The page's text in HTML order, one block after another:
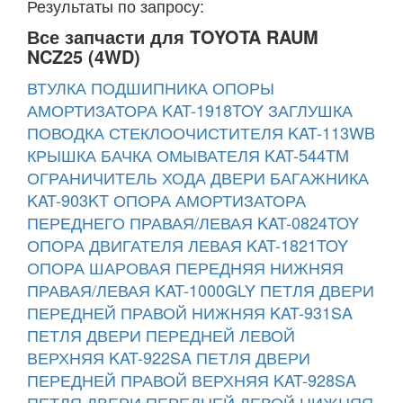
Результаты по запросу:
Все запчасти для TOYOTA RAUM
NCZ25 (4WD)
ВТУЛКА ПОДШИПНИКА ОПОРЫ
АМОРТИЗАТОРА KAT-1918TOYЗАГЛУШКА
ПОВОДКА СТЕКЛООЧИСТИТЕЛЯ KAT-113WB
КРЫШКА БАЧКА ОМЫВАТЕЛЯ KAT-544TM
ОГРАНИЧИТЕЛЬ ХОДА ДВЕРИ БАГАЖНИКА
KAT-903KT ОПОРА АМОРТИЗАТОРА
ПЕРЕДНЕГО ПРАВАЯ/ЛЕВАЯ KAT-0824TOY
ОПОРА ДВИГАТЕЛЯ ЛЕВАЯ KAT-1821TOY
ОПОРА ШАРОВАЯ ПЕРЕДНЯЯ НИЖНЯЯ
ПРАВАЯ/ЛЕВАЯ KAT-1000GLY ПЕТЛЯ ДВЕРИ
ПЕРЕДНЕЙ ПРАВОЙ НИЖНЯЯ KAT-931SA
ПЕТЛЯ ДВЕРИ ПЕРЕДНЕЙ ЛЕВОЙ
ВЕРХНЯЯ KAT-922SA ПЕТЛЯ ДВЕРИ
ПЕРЕДНЕЙ ПРАВОЙ ВЕРХНЯЯ KAT-928SA